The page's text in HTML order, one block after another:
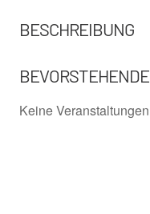
BESCHREIBUNG
Keine